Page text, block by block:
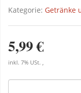
Kategorie: Getränke
5,99 €
inkl. 7% USt. ,